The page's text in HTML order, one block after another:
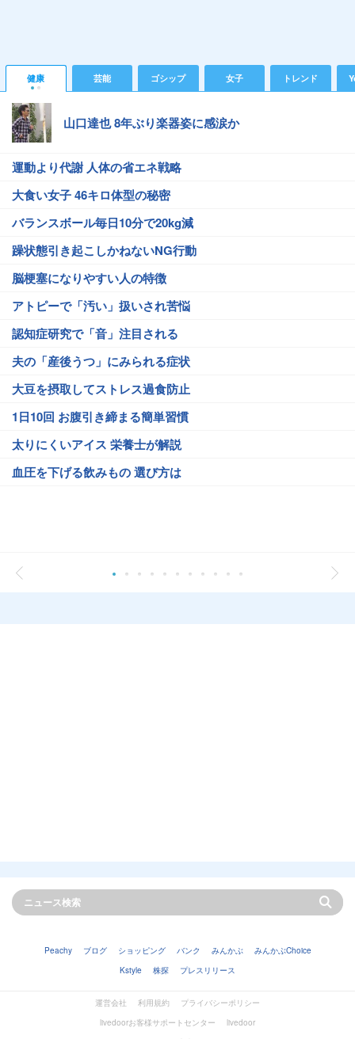
健康 芸能 ゴシップ 女子 トレンド
山口達也 8年ぶり楽器姿に感涙か
運動より代謝 人体の省エネ戦略
大食い女子 46キロ体型の秘密
バランスボール毎日10分で20kg減
躁状態引き起こしかねないNG行動
脳梗塞になりやすい人の特徴
アトピーで「汚い」扱いされ苦悩
認知症研究で「音」注目される
夫の「産後うつ」にみられる症状
大豆を摂取してストレス過食防止
1日10回 お腹引き締まる簡単習慣
太りにくいアイス 栄養士が解説
血圧を下げる飲みもの 選び方は
Peachy ブログ ショッピング バンク みんかぶ
みんかぶChoice
Kstyle
株探 プレスリリース
運営会社 利用規約
プライバシーポリシー
livedoorお客様サポートセンター
livedoor